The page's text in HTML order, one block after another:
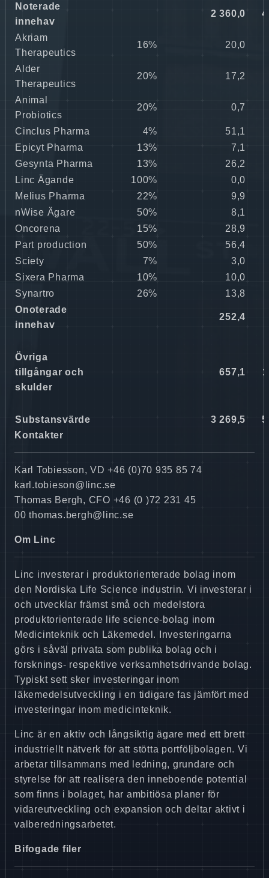
Noterade
innehav
2 360,0
Akriam
Therapeutics
16% 20,0
Alder
Therapeutics
20% 17,2
Animal
Probiotics
20% 0,7
Cinclus Pharma 4% 51,1
Epicyt Pharma
13% 7,1
Gesynta Pharma
13% 26,2
Linc Ägande
100% 0,0
Melius Pharma
22% 9,9
nWise Ägare
50% 8,1
Oncorena
15% 28,9
Part production
50% 56,4
Sciety
7% 3,0
Sixera Pharma
10% 10,0
Synartro
26% 13,8
Onoterade
innehav
252,4
Övriga
tillgångar och
skulder
657,1
Substansvärde 3 269,5
Kontakter
Karl Tobiesson, VD +46 (0)70 935 85 74
karl.tobieson@linc.se
Thomas Bergh, CFO +46 (0 )72 231 45
00 thomas.bergh@linc.se
Om Linc
Linc investerar i produktorienterade bolag inom
den Nordiska Life Science industrin. Vi investerar i
och utvecklar främst små och medelstora
produktorienterade life science-bolag inom
Medicinteknik och Läkemedel. Investeringarna
görs i såväl privata som publika bolag och i
forsknings- respektive verksamhetsdrivande bolag.
Typiskt sett sker investeringar inom
läkemedelsutveckling i en tidigare fas jämfört med
investeringar inom medicinteknik.
Linc är en aktiv och långsiktig ägare med ett brett
industriellt nätverk för att stötta portföljbolagen. Vi
arbetar tillsammans med ledning, grundare och
styrelse för att realisera den inneboende potential
som finns i bolaget, har ambitiösa planer för
vidareutveckling och expansion och deltar aktivt i
valberedningsarbetet.
Bifogade filer